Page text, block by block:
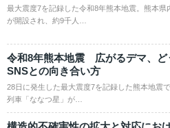
最大震度7を記録した令和8年熊本地震。熊本県
が開設され、約9千人…
令和8年熊本地震 広がるデマ、ど
SNSとの向き合い方
28日に発生した最大震度7を記録した熊本地震
列車「ななつ星」が…